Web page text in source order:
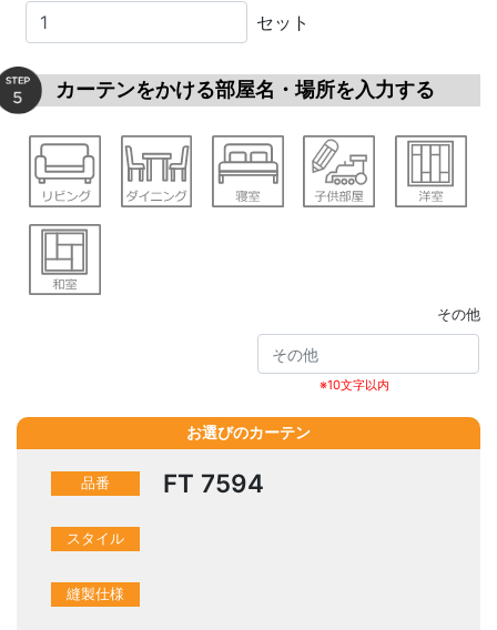
セット
カーテンをかける部屋名・場所を入力する
その他
※10文字以内
お選びのカーテン
品番 FT 7594
スタイル
縫製仕様